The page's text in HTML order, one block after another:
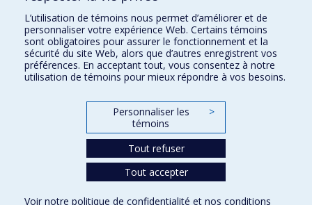
Orthophonie et audiologie
Réadaptation
Directions
DPC
CPASS
L’utilisation de témoins nous permet d’améliorer et de
personnaliser votre expérience Web. Certains témoins
sont obligatoires pour assurer le fonctionnement et la
sécurité du site Web, alors que d’autres enregistrent vos
préférences. En acceptant tout, vous consentez à notre
utilisation de témoins pour mieux répondre à vos besoins.
Personnaliser les
témoins
>
Tout refuser
Tout accepter
Voir notre politique de confidentialité et nos conditions